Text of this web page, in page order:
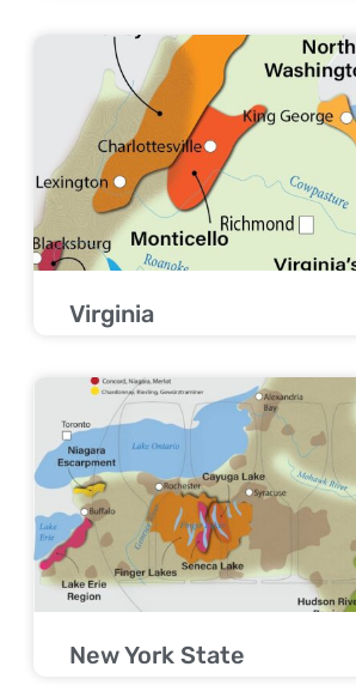
Virginia
New York State